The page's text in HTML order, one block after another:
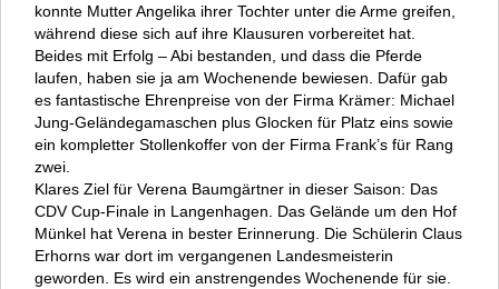
konnte Mutter Angelika ihrer Tochter unter die Arme greifen,
während diese sich auf ihre Klausuren vorbereitet hat.
Beides mit Erfolg – Abi bestanden, und dass die Pferde
laufen, haben sie ja am Wochenende bewiesen. Dafür gab
es fantastische Ehrenpreise von der Firma Krämer: Michael
Jung-Geländegamaschen plus Glocken für Platz eins sowie
ein kompletter Stollenkoffer von der Firma Frank’s für Rang
zwei.
Klares Ziel für Verena Baumgärtner in dieser Saison: Das
CDV Cup-Finale in Langenhagen. Das Gelände um den Hof
Münkel hat Verena in bester Erinnerung. Die Schülerin Claus
Erhorns war dort im vergangenen Landesmeisterin
geworden. Es wird ein anstrengendes Wochenende für sie.